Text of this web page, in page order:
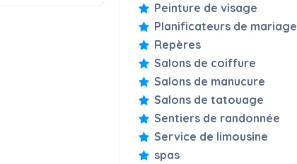
Peinture de visage
Planificateurs de mariage
Repères
Salons de coiffure
Salons de manucure
Salons de tatouage
Sentiers de randonnée
Service de limousine
spas